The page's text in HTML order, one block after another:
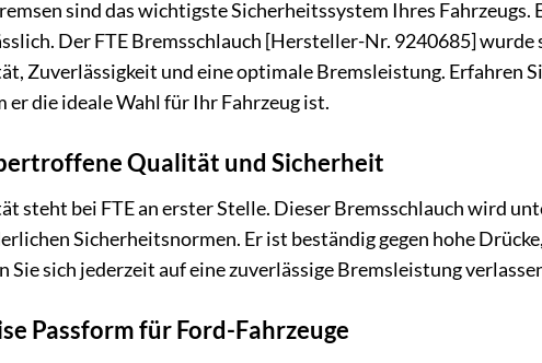
sind das wichtigste Sicherheitssystem Ihres
Der FTE Bremsschlauch [Hersteller-Nr. 9240685]
Zuverlässigkeit und eine optimale Bremsleistung. Erfahren
er die ideale Wahl für Ihr Fahrzeug ist.
Qualität und Sicherheit
steht bei FTE an erster Stelle. Dieser Bremsschlauch wird
Sicherheitsnormen. Er ist beständig gegen hohe
Sie sich jederzeit auf eine zuverlässige Bremsleistung
Passform für Ford-Fahrzeuge